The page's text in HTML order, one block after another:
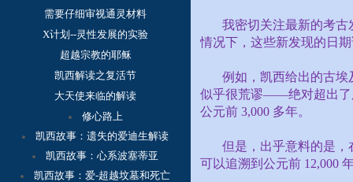
需要仔细审视通灵材料
X计划--灵性发展的实验
超越宗教的耶稣
凯西解读之复活节
大天使来临的解读
修心路上
凯西故事： 遗失的爱迪生解读
凯西故事：心系波塞蒂亚
凯西故事：爱-超越坟墓和死亡
我密切关注最新的考
情况下，这些新发现的日
例如，凯西给出的古
似乎很荒谬——绝对超出了
公元前 3,000 多年。
但是，出乎意料的是
可以追溯到公元前 12,000